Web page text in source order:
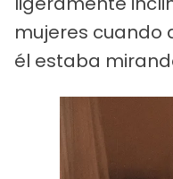
mujeres cuando
él estaba